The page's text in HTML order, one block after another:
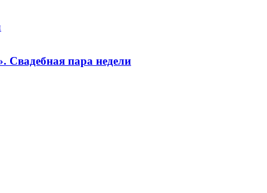
Свадебная пара недели